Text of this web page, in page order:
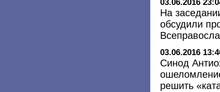
03.06.2016
На
обсудили
03.06.2016
Синод
решить